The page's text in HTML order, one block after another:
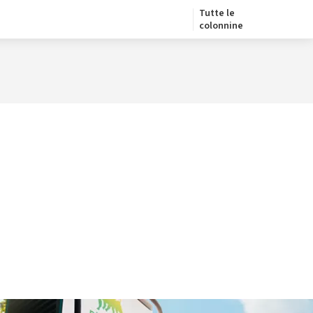
Tutte le
colonnine